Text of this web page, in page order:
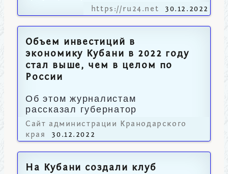
https://ru24.net 30.12.2022
Объем инвестиций в
экономику Кубани в 2022 году
стал выше, чем в целом по
России
Об этом журналистам
рассказал губернатор
Вениамин Кондратьев.
Сайт администрации Кранодарского
края
30.12.2022
На Кубани создали клуб